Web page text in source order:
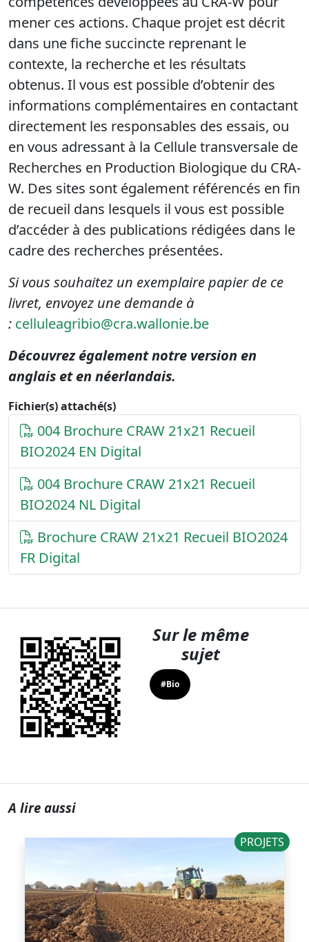
mener ces actions. Chaque projet est décrit
dans une fiche succincte reprenant le
contexte, la recherche et les résultats
obtenus. Il vous est possible d’obtenir des
informations complémentaires en contactant
directement les responsables des essais, ou
en vous adressant à la Cellule transversale de
Recherches en Production Biologique du CRA-
W. Des sites sont également référencés en fin
de recueil dans lesquels il vous est possible
d’accéder à des publications rédigées dans le
cadre des recherches présentées.
Si vous souhaitez un exemplaire papier de ce
livret, envoyez une demande à
: celluleagribio@cra.wallonie.be
Découvrez également notre version en
anglais et en néerlandais.
Fichier(s) attaché(s)
004 Brochure CRAW 21x21 Recueil
BIO2024 EN Digital
004 Brochure CRAW 21x21 Recueil
BIO2024 NL Digital
Brochure CRAW 21x21 Recueil BIO2024
FR Digital
Sur le même
sujet
#Bio
A lire aussi
PROJETS